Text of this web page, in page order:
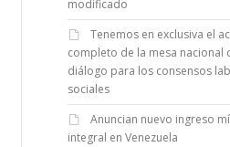
modificado
Tenemos en exclusiva el
completo de la mesa nacional
diálogo para los consensos
sociales
Anuncian nuevo ingreso
integral en Venezuela